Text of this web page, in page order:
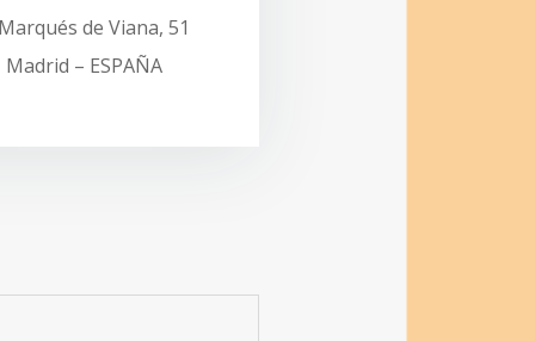
de Viana, 51
Madrid – ESPAÑA